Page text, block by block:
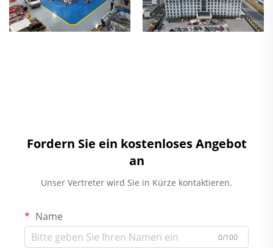
Fordern Sie ein kostenloses Angebot
an
Unser Vertreter wird Sie in Kürze kontaktieren.
Name
0/100